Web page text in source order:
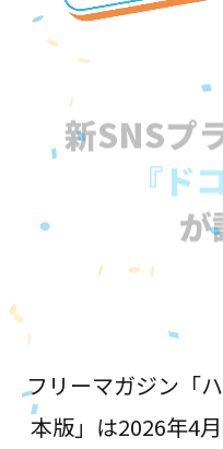
新SNSプ
『ド
が
フリーマガジン「
本版」は2026年4